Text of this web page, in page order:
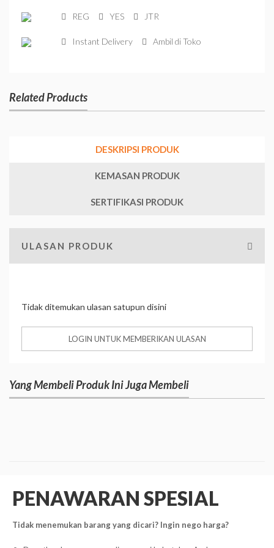
REG YES JTR
Instant Delivery Ambil di Toko
Related Products
DESKRIPSI PRODUK
KEMASAN PRODUK
SERTIFIKASI PRODUK
ULASAN PRODUK
Tidak ditemukan ulasan satupun disini
LOGIN UNTUK MEMBERIKAN ULASAN
Yang Membeli Produk Ini Juga Membeli
PENAWARAN SPESIAL
Tidak menemukan barang yang dicari? Ingin nego harga?